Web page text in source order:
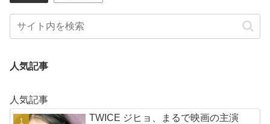
人気記事
人気記事
TWICE ジヒョ、まるで映画の主演